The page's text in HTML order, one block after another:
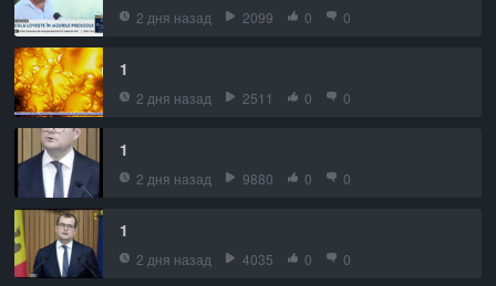
2 дня назад 2099 0 0
1
2 дня назад 2511 0 0
1
2 дня назад 9880 0 0
1
2 дня назад 4035 0 0